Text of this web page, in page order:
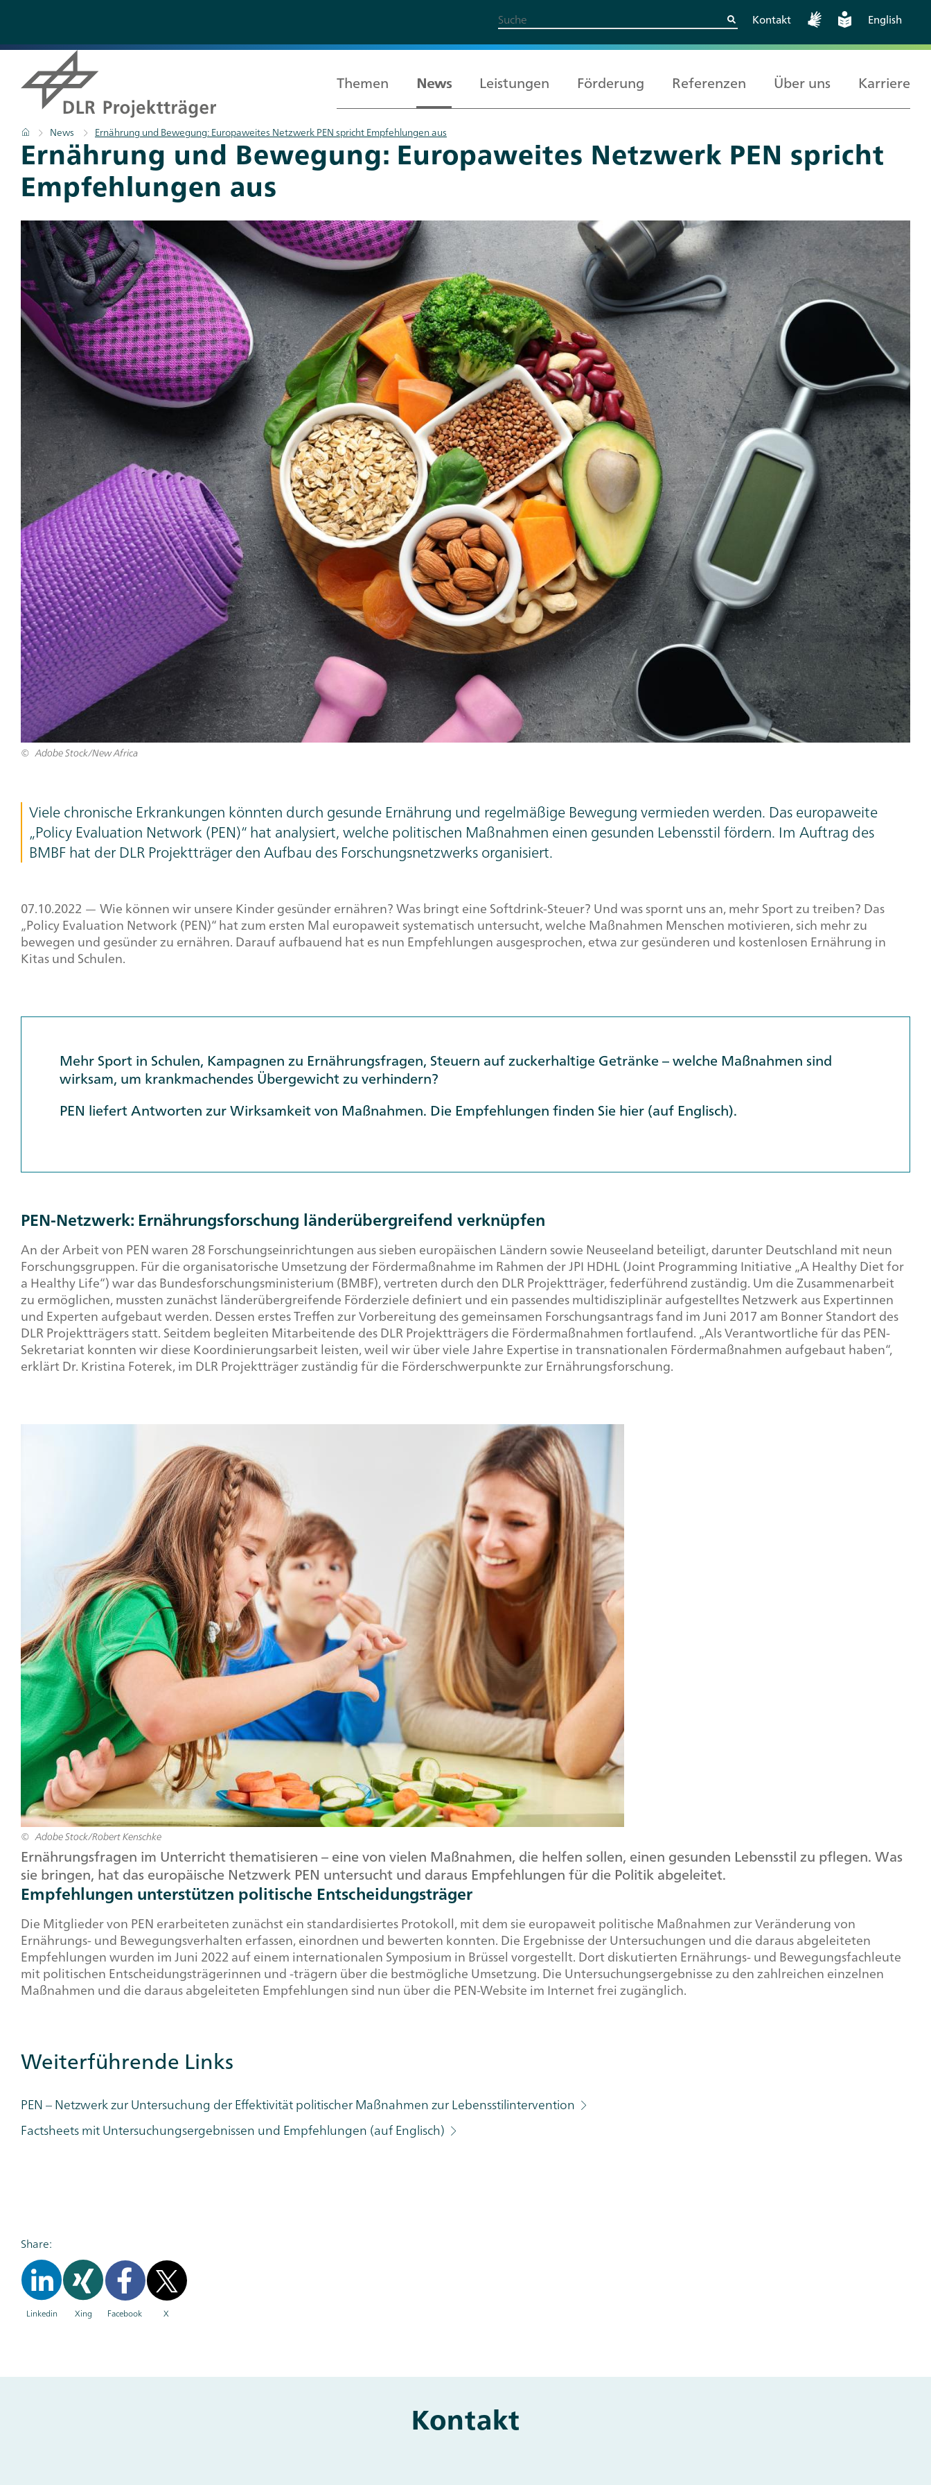
Inhalt
Kontakt English
Themen
Alle Themen
Kritische
Wissenschaftskooperationen
News Leistungen
Leistungen
Förderung
Förderung
Referenzen Über uns
Über uns
Europäische und
internationale
Berlin
Karriere
Karriere
Pfadnavigation
Startseite
News Ernährung und Bewegung: Europaweites Netzwerk PEN spricht Empfehlungen aus
Titel
Ernährung und Bewegung: Europaweites Netzwerk PEN spricht
Empfehlungen aus
Teaser
Bild
Adobe Stock/New Africa
Teaser
Text
Viele chronische Erkrankungen könnten durch gesunde Ernährung und regelmäßige Bewegung vermieden werden. Das europaweite
„Policy Evaluation Network(PEN)“ hat analysiert, welche politischen Maßnahmen einen gesunden Lebensstil fördern. Im Auftrag des
BMBF hat der DLR Projektträger den Aufbau des Forschungsnetzwerks organisiert.
07.10.2022 — Wie können wir unsere Kinder gesünder ernähren? Was bringt eine Softdrink-Steuer? Und was spornt uns an, mehr Sport zu treiben? Das
„Policy Evaluation Network(PEN)“ hat zum ersten Mal europaweit systematisch untersucht, welche Maßnahmen Menschen motivieren, sich mehr zu
bewegen und gesünder zu ernähren. Darauf aufbauend hat es nun Empfehlungen ausgesprochen, etwa zur gesünderen und kostenlosen Ernährung in
Kitas und Schulen.
Mehr Sport in Schulen, Kampagnen zu Ernährungsfragen, Steuern auf zuckerhaltige Getränke – welche Maßnahmen sind
wirksam, um krankmachendes Übergewicht zu verhindern?
PEN liefert Antworten zur Wirksamkeit von Maßnahmen. Die Empfehlungen finden Siehier(auf Englisch).
PEN-Netzwerk: Ernährungsforschung länderübergreifend verknüpfen
An der Arbeit von PEN waren 28 Forschungseinrichtungen aus sieben europäischen Ländern sowie Neuseeland beteiligt, darunter Deutschland mit neun
Forschungsgruppen. Für die organisatorische Umsetzung der Fördermaßnahme im Rahmen der JPI HDHL (Joint Programming Initiative „A Healthy Diet for
a Healthy Life“) war das Bundesforschungsministerium (BMBF), vertreten durch den DLR Projektträger, federführend zuständig. Um die Zusammenarbeit
zu ermöglichen, mussten zunächst länderübergreifende Förderziele definiert und ein passendes multidisziplinär aufgestelltes Netzwerk aus Expertinnen
und Experten aufgebaut werden. Dessen erstes Treffen zur Vorbereitung des gemeinsamen Forschungsantrags fand im Juni 2017 am Bonner Standort des
DLR Projektträgers statt. Seitdem begleiten Mitarbeitende des DLR Projektträgers die Fördermaßnahmen fortlaufend. „Als Verantwortliche für das PEN-
Sekretariat konnten wir diese Koordinierungsarbeit leisten, weil wir über viele Jahre Expertise in transnationalen Fördermaßnahmen aufgebaut haben“,
erklärt Dr. Kristina Foterek, im DLR Projektträger zuständig für die Förderschwerpunkte zur Ernährungsforschung.
Adobe Stock/Robert Kenschke
Ernährungsfragen im Unterricht thematisieren – eine von vielen Maßnahmen, die helfen sollen, einen gesunden Lebensstil zu pflegen. Was
sie bringen, hat das europäische Netzwerk PEN untersucht und daraus Empfehlungen für die Politik abgeleitet.
Empfehlungen unterstützen politische Entscheidungsträger
Die Mitglieder von PEN erarbeiteten zunächst ein standardisiertes Protokoll, mit dem sie europaweit politische Maßnahmen zur Veränderung von
Ernährungs- und Bewegungsverhalten erfassen, einordnen und bewerten konnten. Die Ergebnisse der Untersuchungen und die daraus abgeleiteten
Empfehlungen wurden im Juni 2022 auf einem internationalen Symposium in Brüssel vorgestellt. Dort diskutierten Ernährungs- und Bewegungsfachleute
mit politischen Entscheidungsträgerinnen und -trägern über die bestmögliche Umsetzung. Die Untersuchungsergebnisse zu den zahlreichen einzelnen
Maßnahmen und die daraus abgeleiteten Empfehlungen sind nun über die PEN-Website im Internet frei zugänglich.
Additional
Links
Weiterführende Links
PEN – Netzwerk zur Untersuchung der Effektivität politischer Maßnahmen zur Lebensstilintervention
Factsheets mit Untersuchungsergebnissen und Empfehlungen (auf Englisch)
Share:
Linkedin Xing Facebook X
Kontakt